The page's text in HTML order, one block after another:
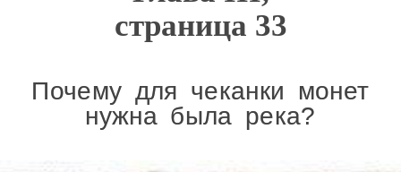
страница 33
Почему для чеканки монет
нужна была река?